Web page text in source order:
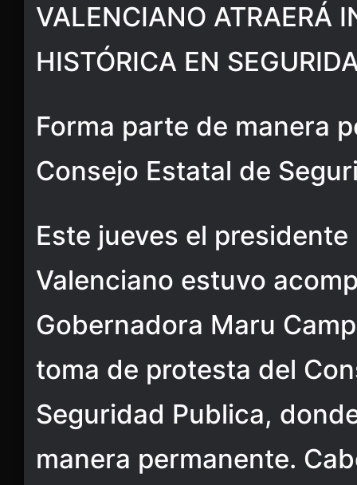
VALENCIANO ATRAERÁ
HISTÓRICA EN
Forma parte de manera
Consejo Estatal de
Este jueves el
Valenciano estuvo
Gobernadora Maru
toma de protesta del
Seguridad Publica,
manera permanente.